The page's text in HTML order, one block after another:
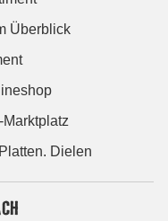
Überblick
Dielen